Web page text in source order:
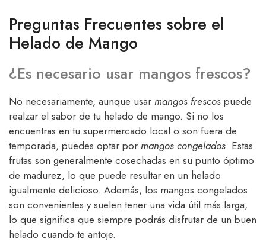
Preguntas Frecuentes sobre el
Helado de Mango
¿Es necesario usar mangos frescos?
No necesariamente, aunque usar mangos frescos puede
realzar el sabor de tu helado de mango. Si no los
encuentras en tu supermercado local o son fuera de
temporada, puedes optar por mangos congelados. Estas
frutas son generalmente cosechadas en su punto óptimo
de madurez, lo que puede resultar en un helado
igualmente delicioso. Además, los mangos congelados
son convenientes y suelen tener una vida útil más larga,
lo que significa que siempre podrás disfrutar de un buen
helado cuando te antoje.